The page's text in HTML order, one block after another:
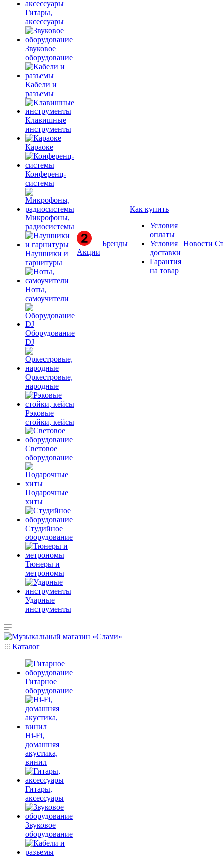
Гитары,
аксессуары
Звуковое
оборудование
Кабели и
разъемы
Клавишные
инструменты
Караоке
Конференц-
системы
Микрофоны,
радиосистемы
Наушники и
гарнитуры
Ноты,
самоучители
Оборудование
DJ
Оркестровые,
народные
Рэковые
стойки, кейсы
Световое
оборудование
Подарочные
хиты
Студийное
оборудование
Тюнеры и
метрономы
Ударные
инструменты
Акции
Бренды
Как купить
Условия
оплаты
Условия
доставки
Гарантия
на товар
Новости
Каталог
Гитарное
оборудование
Hi-Fi,
домашняя
акустика,
винил
Гитары,
аксессуары
Звуковое
оборудование